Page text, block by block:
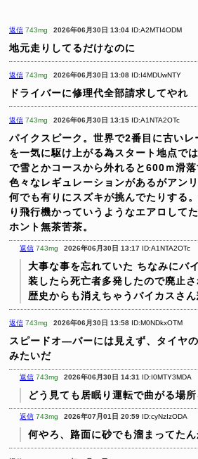
返信 743mg 2026年06月30日 13:04 ID:A2MTI4ODM
地元走りしてるだけなのに
返信 743mg 2026年06月30日 13:08 ID:I4MDUwNTY
ドライバーに修理代全部請求してやれ
返信 743mg 2026年06月30日 13:15 ID:A1NTA2OTc
パイクスピーク。世界で2番目に古いレ
を一気に駆け上がる為スタート地点で
で雪とかコースから外れると600ｍ滑
色々なレギュレーションがあるがアン
何でも有りにスズキが挑んでたりする
り飛行機かっていうようなエアロして
ホント無茶苦茶。
返信 743mg 2026年06月30日 13:17 ID:A1NTA2OTc
大事な事を忘れていた ちなみにバ
装したら死亡者多発したので廃止
歴史からも消えちゃうバイカスさ
返信 743mg 2026年06月30日 13:58 ID:M0NDkxOTM
スピードオ―バーには見えず、タイヤ
みたいだ
返信 743mg 2026年06月30日 14:31 ID:I0MTY3MDA
どう見ても居眠り運転で曲がる場
返信 743mg 2026年07月01日 20:59 ID:cyNzIzODA
何やろ、路面に砂でも溜まってた